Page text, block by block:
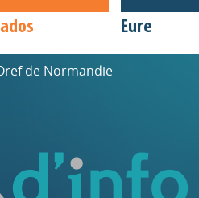
Eure
de Normandie